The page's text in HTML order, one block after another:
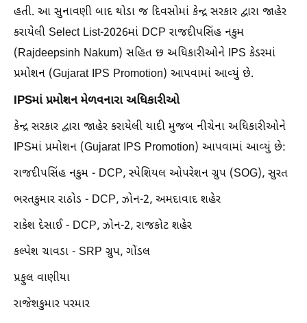
હતી. આ સુનાવણી બાદ થોડા જ દિવસોમાં કેન્દ્ર સરકાર દ્વારા જાહેર
કરાયેલી Select List-2026માં DCP રાજદીપસિંહ નકુમ
(Rajdeepsinh Nakum) સહિત છ અધિકારીઓને IPS કેડરમાં
પ્રમોશન (Gujarat IPS Promotion) આપવામાં આવ્યું છે.
IPSમાં પ્રમોશન મેળવનારા અધિકારીઓ
કેન્દ્ર સરકાર દ્વારા જાહેર કરાયેલી યાદી મુજબ નીચેના અધિકારીઓને
IPSમાં પ્રમોશન (Gujarat IPS Promotion) આપવામાં આવ્યું છે:
રાજદીપસિંહ નકુમ - DCP, સ્પેશિયલ ઓપરેશન ગ્રુપ (SOG), સુરત
ભરતકુમાર રાઠોડ - DCP, ઝોન-2, અમદાવાદ શહેર
રાકેશ દેસાઈ - DCP, ઝોન-2, રાજકોટ શહેર
કલ્પેશ ચાવડા - SRP ગ્રુપ, ગોંડલ
પ્રફુલ વાણીયા
રાજેશકુમાર પરમાર